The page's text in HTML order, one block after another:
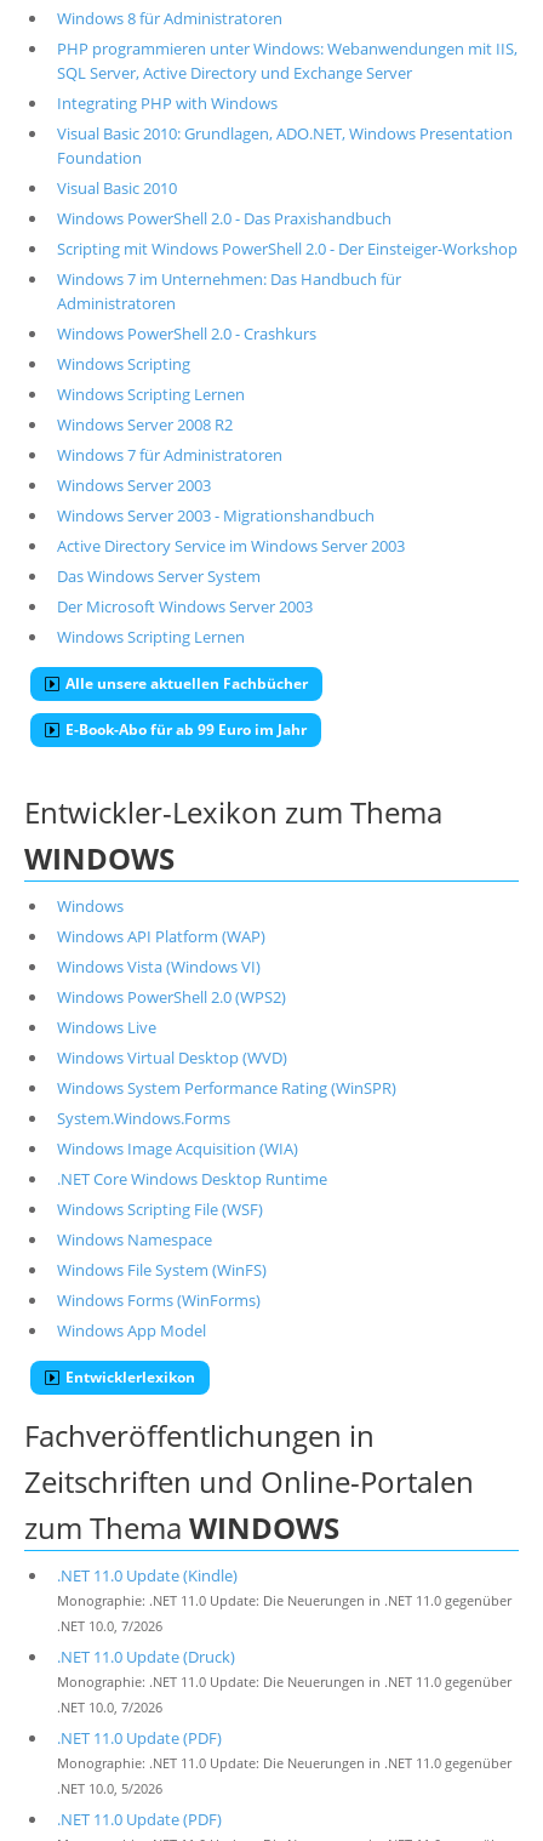
Windows 8 für Administratoren
PHP programmieren unter Windows: Webanwendungen mit IIS,
SQL Server, Active Directory und Exchange Server
Integrating PHP with Windows
Visual Basic 2010: Grundlagen, ADO.NET, Windows Presentation
Foundation
Visual Basic 2010
Windows PowerShell 2.0 - Das Praxishandbuch
Scripting mit Windows PowerShell 2.0 - Der Einsteiger-Workshop
Windows 7 im Unternehmen: Das Handbuch für
Administratoren
Windows PowerShell 2.0 - Crashkurs
Windows Scripting
Windows Scripting Lernen
Windows Server 2008 R2
Windows 7 für Administratoren
Windows Server 2003
Windows Server 2003 - Migrationshandbuch
Active Directory Service im Windows Server 2003
Das Windows Server System
Der Microsoft Windows Server 2003
Windows Scripting Lernen
Alle unsere aktuellen Fachbücher
E-Book-Abo für ab 99 Euro im Jahr
Entwickler-Lexikon zum Thema
WINDOWS
Windows
Windows API Platform (WAP)
Windows Vista (Windows VI)
Windows PowerShell 2.0 (WPS2)
Windows Live
Windows Virtual Desktop (WVD)
Windows System Performance Rating (WinSPR)
System.Windows.Forms
Windows Image Acquisition (WIA)
.NET Core Windows Desktop Runtime
Windows Scripting File (WSF)
Windows Namespace
Windows File System (WinFS)
Windows Forms (WinForms)
Windows App Model
Entwicklerlexikon
Fachveröffentlichungen in
Zeitschriften und Online-Portalen
zum Thema WINDOWS
.NET 11.0 Update (Kindle)
Monographie: .NET 11.0 Update: Die Neuerungen in .NET 11.0 gegenüber
.NET 10.0, 7/2026
.NET 11.0 Update (Druck)
Monographie: .NET 11.0 Update: Die Neuerungen in .NET 11.0 gegenüber
.NET 10.0, 7/2026
.NET 11.0 Update (PDF)
Monographie: .NET 11.0 Update: Die Neuerungen in .NET 11.0 gegenüber
.NET 10.0, 5/2026
.NET 11.0 Update (PDF)